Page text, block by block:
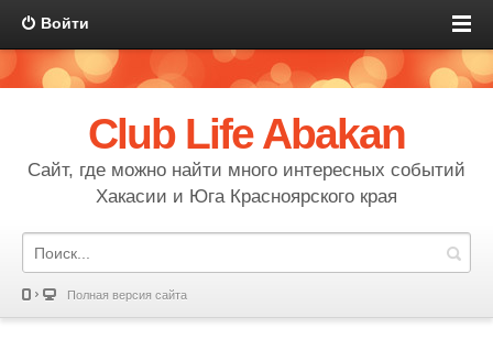
Войти
Club Life Abakan
Сайт, где можно найти много интересных событий
Хакасии и Юга Красноярского края
Полная версия сайта